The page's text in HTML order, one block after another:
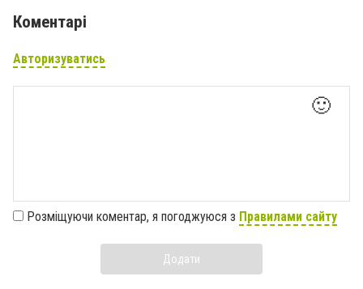
Коментарі
Авторизуватись
🙂
Розміщуючи коментар, я погоджуюся з Правилами сайту
Додати